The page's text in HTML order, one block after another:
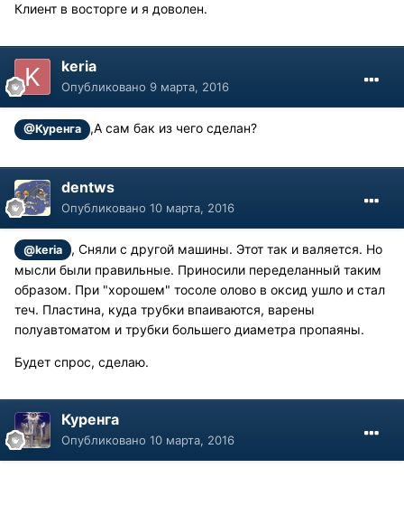
Клиент в восторге и я доволен.
keria
Опубликовано 9 марта, 2016
@Куренга ,А сам бак из чего сделан?
dentws
Опубликовано 10 марта, 2016
@keria
, Сняли с другой машины. Этот так и валяется. Но
мысли были правильные. Приносили переделанный таким
образом. При "хорошем" тосоле олово в оксид ушло и стал
теч. Пластина, куда трубки впаиваются, варены
полуавтоматом и трубки большего диаметра пропаяны.
Будет спрос, сделаю.
Куренга
Опубликовано 10 марта, 2016